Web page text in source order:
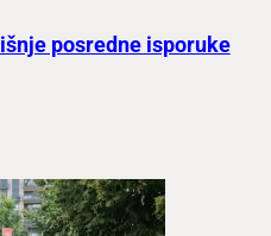
posredne isporuke